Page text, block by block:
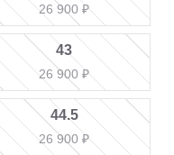
26 900 ₽
43
26 900 ₽
44.5
26 900 ₽